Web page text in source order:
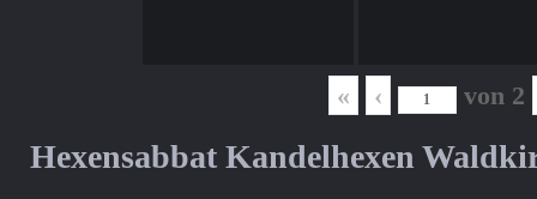
« ‹ von 2
Hexensabbat Kandelhexen